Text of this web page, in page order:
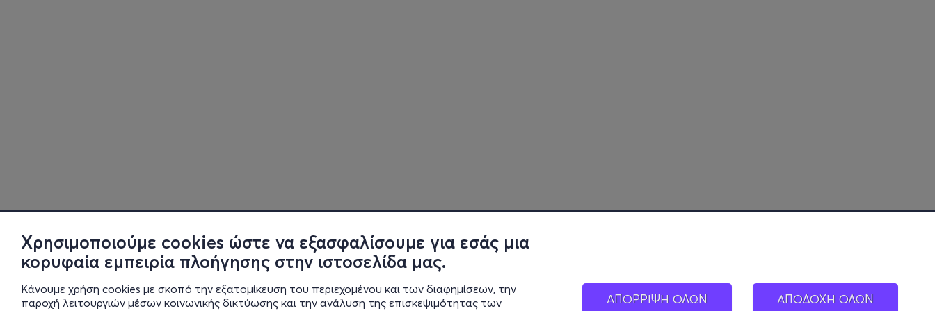
Χρησιμοποιούμε cookies ώστε να εξασφαλίσουμε για εσάς μια
κορυφαία εμπειρία πλοήγησης στην ιστοσελίδα μας.
Κάνουμε χρήση cookies με σκοπό την εξατομίκευση του περιεχομένου και των διαφημίσεων, την
παροχή λειτουργιών μέσων κοινωνικής δικτύωσης και την ανάλυση της επισκεψιμότητας των
ΑΠΟΡΡΙΨΗ ΟΛΩΝ ΑΠΟΔΟΧΗ ΟΛΩΝ